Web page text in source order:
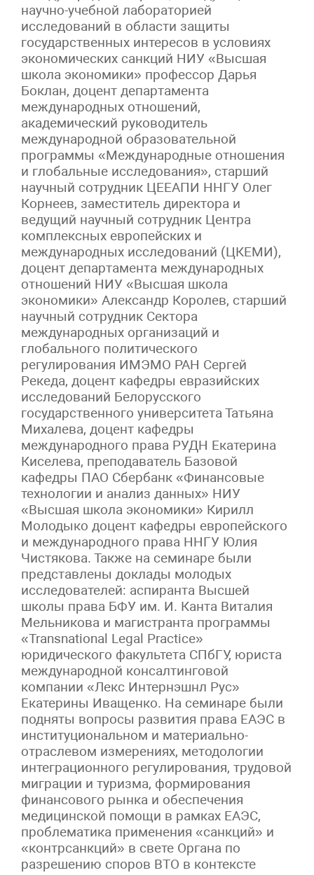
научно-учебной лабораторией
исследований в области защиты
государственных интересов в условиях
экономических санкций НИУ «Высшая
школа экономики» профессор Дарья
Боклан, доцент департамента
международных отношений,
академический руководитель
международной образовательной
программы «Международные отношения
и глобальные исследования», старший
научный сотрудник ЦЕЕАПИ ННГУ Олег
Корнеев, заместитель директора и
ведущий научный сотрудник Центра
комплексных европейских и
международных исследований (ЦКЕМИ),
доцент департамента международных
отношений НИУ «Высшая школа
экономики» Александр Королев, старший
научный сотрудник Сектора
международных организаций и
глобального политического
регулирования ИМЭМО РАН Сергей
Рекеда, доцент кафедры евразийских
исследований Белорусского
государственного университета Татьяна
Михалева, доцент кафедры
международного права РУДН Екатерина
Киселева, преподаватель Базовой
кафедры ПАО Сбербанк «Финансовые
технологии и анализ данных» НИУ
«Высшая школа экономики» Кирилл
Молодыко доцент кафедры европейского
и международного права ННГУ Юлия
Чистякова. Также на семинаре были
представлены доклады молодых
исследователей: аспиранта Высшей
школы права БФУ им. И. Канта Виталия
Мельникова и магистранта программы
«Transnational Legal Practice»
юридического факультета СПбГУ, юриста
международной консалтинговой
компании «Лекс Интернэшнл Рус»
Екатерины Иващенко. На семинаре были
подняты вопросы развития права ЕАЭС в
институциональном и материально-
отраслевом измерениях, методологии
интеграционного регулирования, трудовой
миграции и туризма, формирования
финансового рынка и обеспечения
медицинской помощи в рамках ЕАЭС,
проблематика применения «санкций» и
«контрсанкций» в свете Органа по
разрешению споров ВТО в контексте